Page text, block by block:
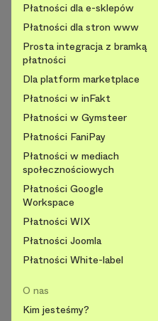
Płatności dla e-sklepów
Płatności dla stron www
Prosta integracja z bramką
płatności
Dla platform marketplace
Płatności w inFakt
Płatności w Gymsteer
Płatności FaniPay
Płatności w mediach
społecznościowych
Płatności Google
Workspace
Płatności WIX
Płatności Joomla
Płatności White-label
O nas
Kim jesteśmy?